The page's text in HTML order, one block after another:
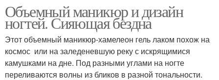
Объемный маникюр и дизайн
ногтей. Сияющая бездна
Этот объемный маникюр-хамелеон гель лаком похож на
космос или на заледеневшую реку с искрящимися
камушками на дне. Под разными углами на ногте
переливаются волны из бликов в разной тональности.